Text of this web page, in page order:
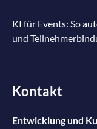
KI für Events: So
und
Kontakt
Entwicklung und